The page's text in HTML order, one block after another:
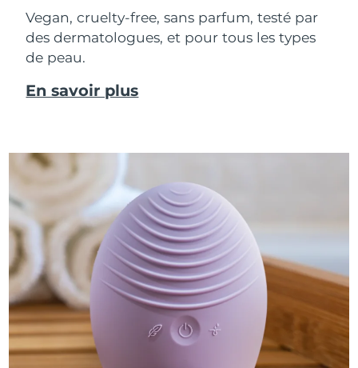
Vegan, cruelty-free, sans parfum, testé par
des dermatologues, et pour tous les types
de peau.
En savoir plus